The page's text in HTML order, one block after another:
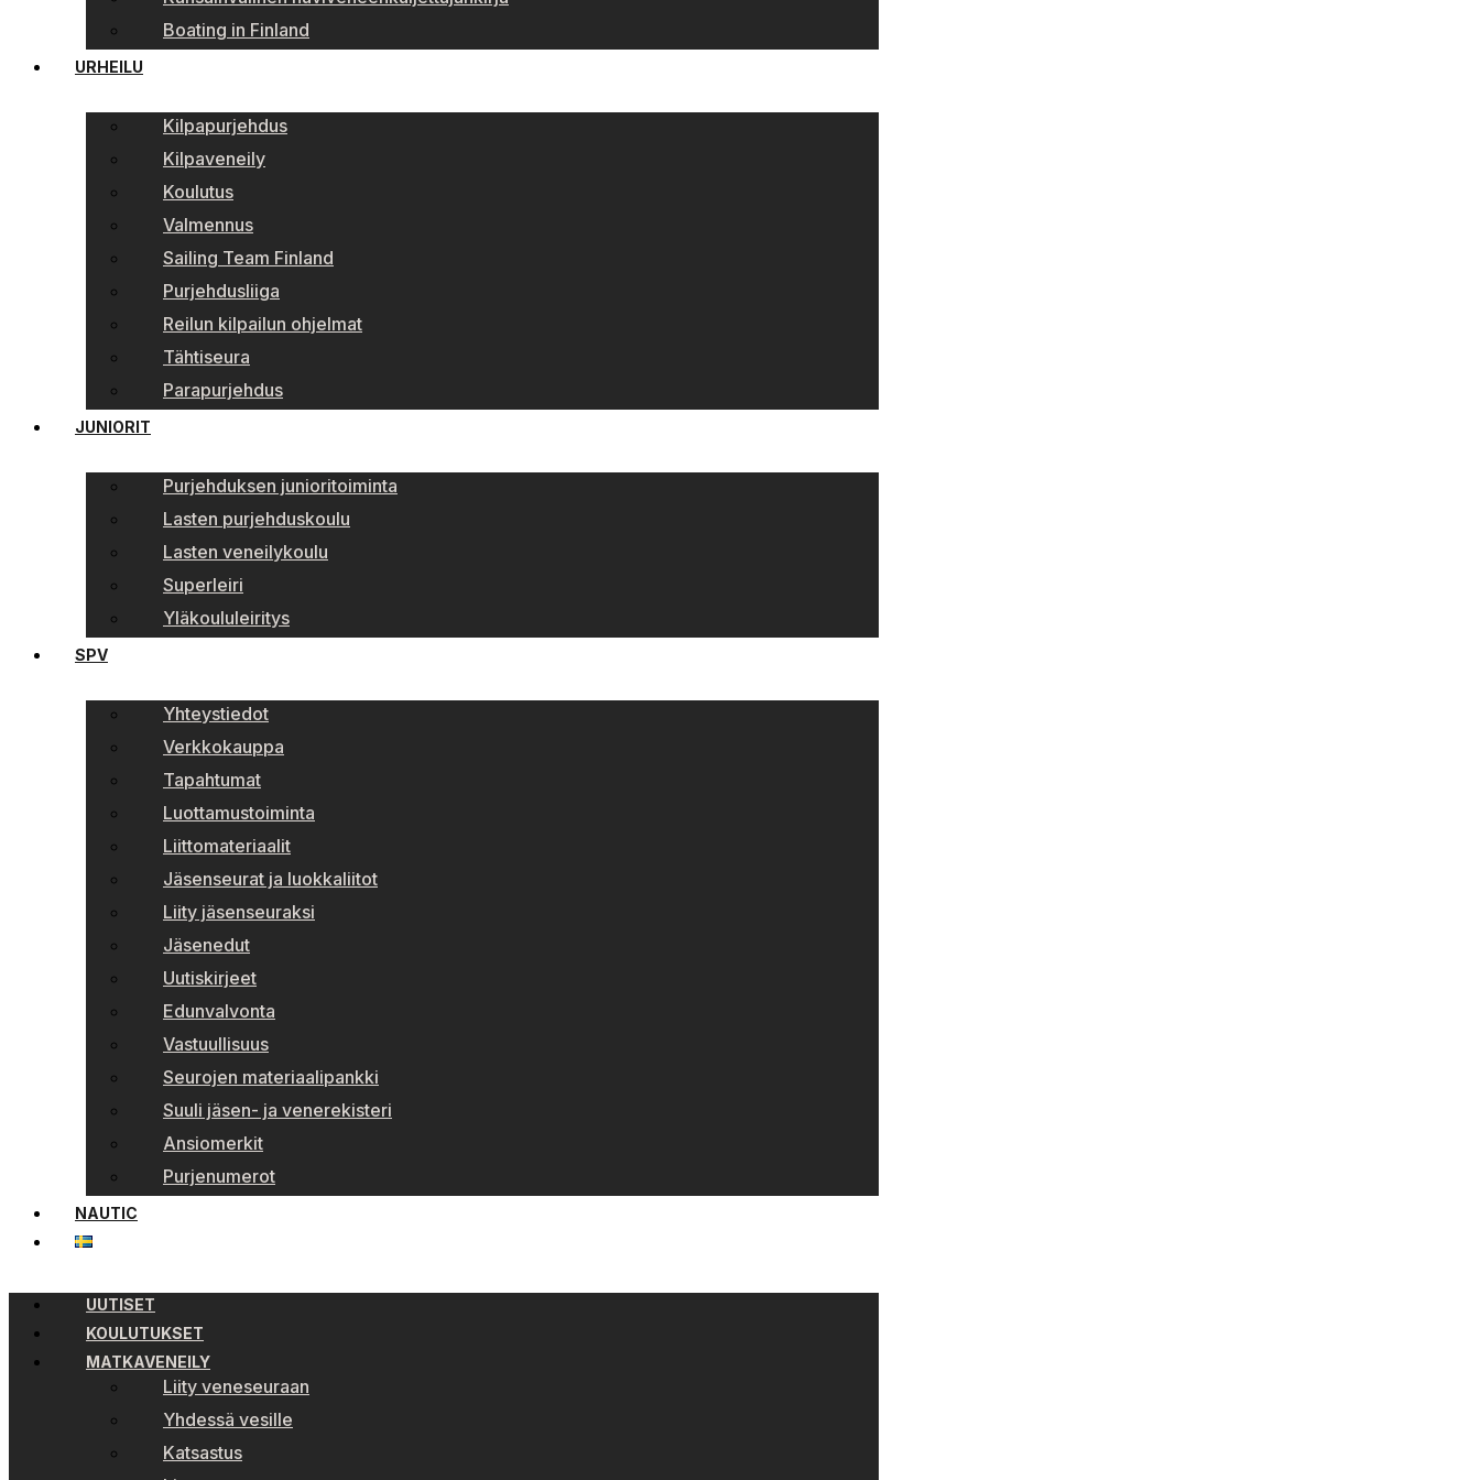
Boating in Finland
URHEILU
Kilpapurjehdus
Kilpaveneily
Koulutus
Valmennus
Sailing Team Finland
Purjehdusliiga
Reilun kilpailun ohjelmat
Tähtiseura
Parapurjehdus
JUNIORIT
Purjehduksen junioritoiminta
Lasten purjehduskoulu
Lasten veneilykoulu
Superleiri
Yläkoululeiritys
SPV
Yhteystiedot
Verkkokauppa
Tapahtumat
Luottamustoiminta
Liittomateriaalit
Jäsenseurat ja luokkaliitot
Liity jäsenseuraksi
Jäsenedut
Uutiskirjeet
Edunvalvonta
Vastuullisuus
Seurojen materiaalipankki
Suuli jäsen- ja venerekisteri
Ansiomerkit
Purjenumerot
NAUTIC
UUTISET
KOULUTUKSET
MATKAVENEILY
Liity veneseuraan
Yhdessä vesille
Katsastus